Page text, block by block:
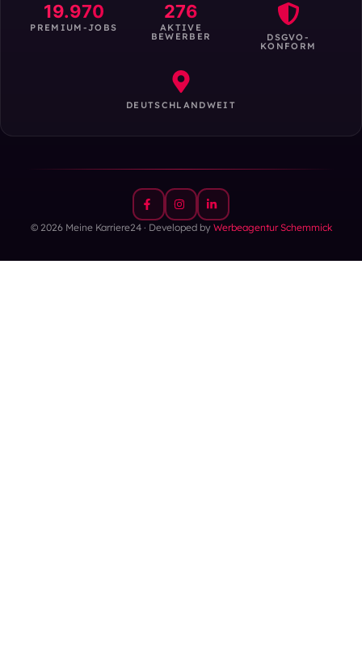
19.970
PREMIUM-JOBS
276
AKTIVE
BEWERBER DSGVO-
KONFORM
DEUTSCHLANDWEIT
© 2026 Meine Karriere24 · Developed by Werbeagentur Schemmick